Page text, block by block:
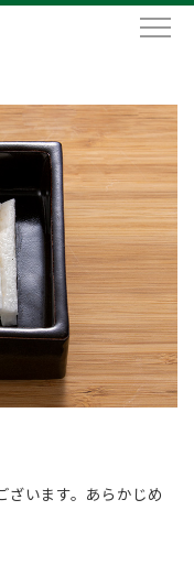
います。あらかじめ